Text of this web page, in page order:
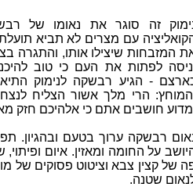
זה סוגר את נאומו של
עם מצרים לא תביא
המזבחות שיצילו אותו, והתגרה
לפתות את העם כי טוב
- הגיע רבשקה לנימוק
הרי מלך אשור הצליח
חושבים אתם כי אלהיכם חזק
רבשקה ערוך בטעם ובהגיון.
על החומה ומאזין. איום ופיתוי,
של קצין צבא וציטוט פסוקים של
שטנה.